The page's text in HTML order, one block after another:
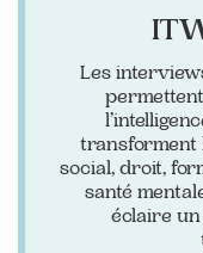
Les
transforment
social, droit,
santé
éclaire